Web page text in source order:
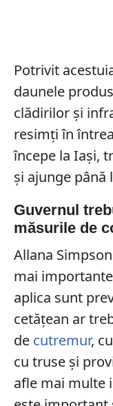
Potrivit
daunele
clădirilor şi
resimţi în
începe la Iaşi,
şi ajunge până
Guvernul
măsurile de
Allana
mai
aplica sunt
cetăţean ar
de cutremur,
cu truse şi
afle mai multe